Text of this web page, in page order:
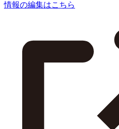
情報の編集はこちら